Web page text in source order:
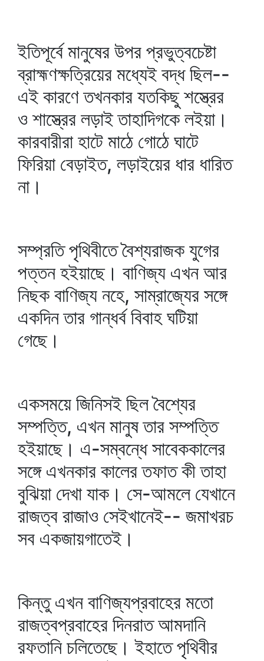
ইতিপূর্বে মানুষের উপর প্রভুত্বচেষ্টা
ব্রাহ্মণক্ষত্রিয়ের মধ্যেই বদ্ধ ছিল--
এই কারণে তখনকার যতকিছু শস্ত্রের
ও শাস্ত্রের লড়াই তাহাদিগকে লইয়া।
কারবারীরা হাটে মাঠে গোঠে ঘাটে
ফিরিয়া বেড়াইত, লড়াইয়ের ধার ধারিত
না।
সম্প্রতি পৃথিবীতে বৈশ্যরাজক যুগের
পত্তন হইয়াছে। বাণিজ্য এখন আর
নিছক বাণিজ্য নহে, সাম্রাজ্যের সঙ্গে
একদিন তার গান্ধর্ব বিবাহ ঘটিয়া
গেছে।
একসময়ে জিনিসই ছিল বৈশ্যের
সম্পত্তি, এখন মানুষ তার সম্পত্তি
হইয়াছে। এ-সম্বন্ধে সাবেককালের
সঙ্গে এখনকার কালের তফাত কী তাহা
বুঝিয়া দেখা যাক। সে-আমলে যেখানে
রাজত্ব রাজাও সেইখানেই-- জমাখরচ
সব একজায়গাতেই।
কিন্তু এখন বাণিজ্যপ্রবাহের মতো
রাজত্বপ্রবাহের দিনরাত আমদানি
রফতানি চলিতেছে। ইহাতে পৃথিবীর